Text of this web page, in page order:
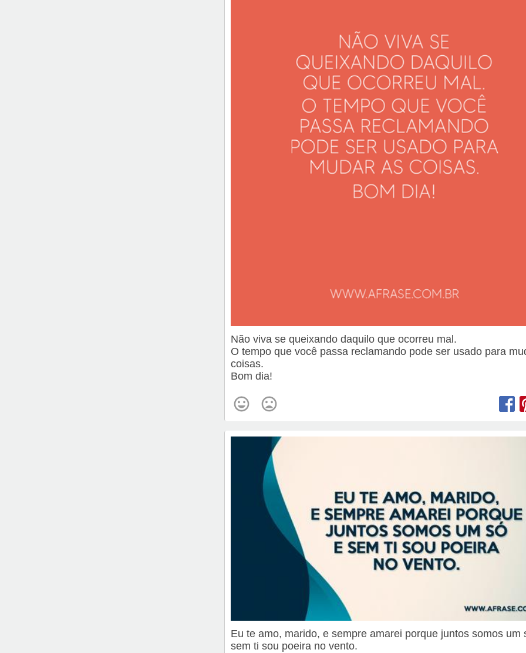
Não viva se queixando daquilo que ocorreu mal.
O tempo que você passa reclamando pode ser usado para
coisas.
Bom dia!
Eu te amo, marido, e sempre amarei porque juntos somos um
sem ti sou poeira no vento.